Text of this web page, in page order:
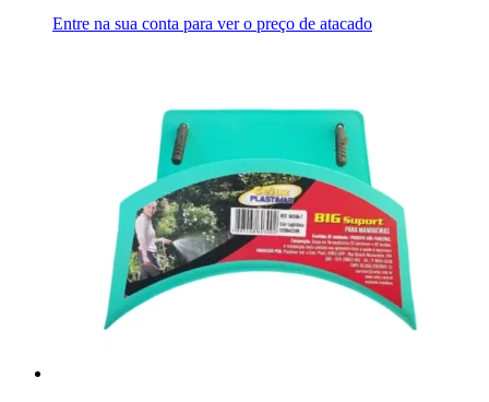
Entre na sua conta para ver o preço de atacado